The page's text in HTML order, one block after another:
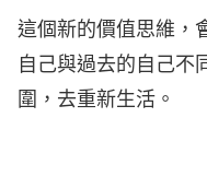
這個新的價值思維，
自己與過去的自己不
圍，去重新生活。